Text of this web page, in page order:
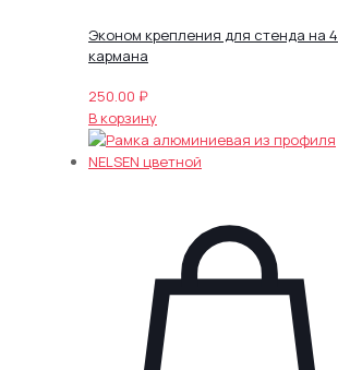
Эконом крепления для стенда на 4
кармана
250.00 ₽
В корзину